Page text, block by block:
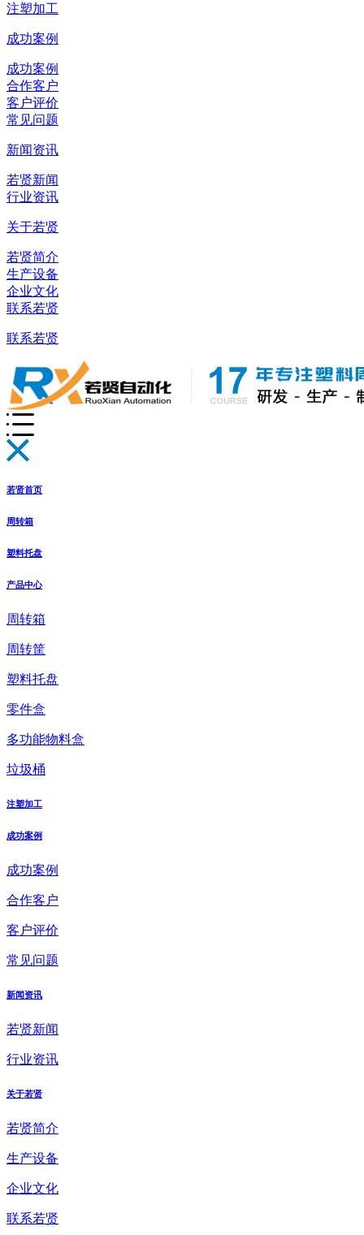
注塑加工
成功案例
成功案例
合作客户
客户评价
常见问题
新闻资讯
若贤新闻
行业资讯
关于若贤
若贤简介
生产设备
企业文化
联系若贤
联系若贤
若贤首页
周转箱
塑料托盘
产品中心
周转箱
周转筐
塑料托盘
零件盒
多功能物料盒
垃圾桶
注塑加工
成功案例
成功案例
合作客户
客户评价
常见问题
新闻资讯
若贤新闻
行业资讯
关于若贤
若贤简介
生产设备
企业文化
联系若贤